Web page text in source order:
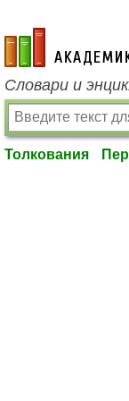
academic.ru
Словари и
Толкования